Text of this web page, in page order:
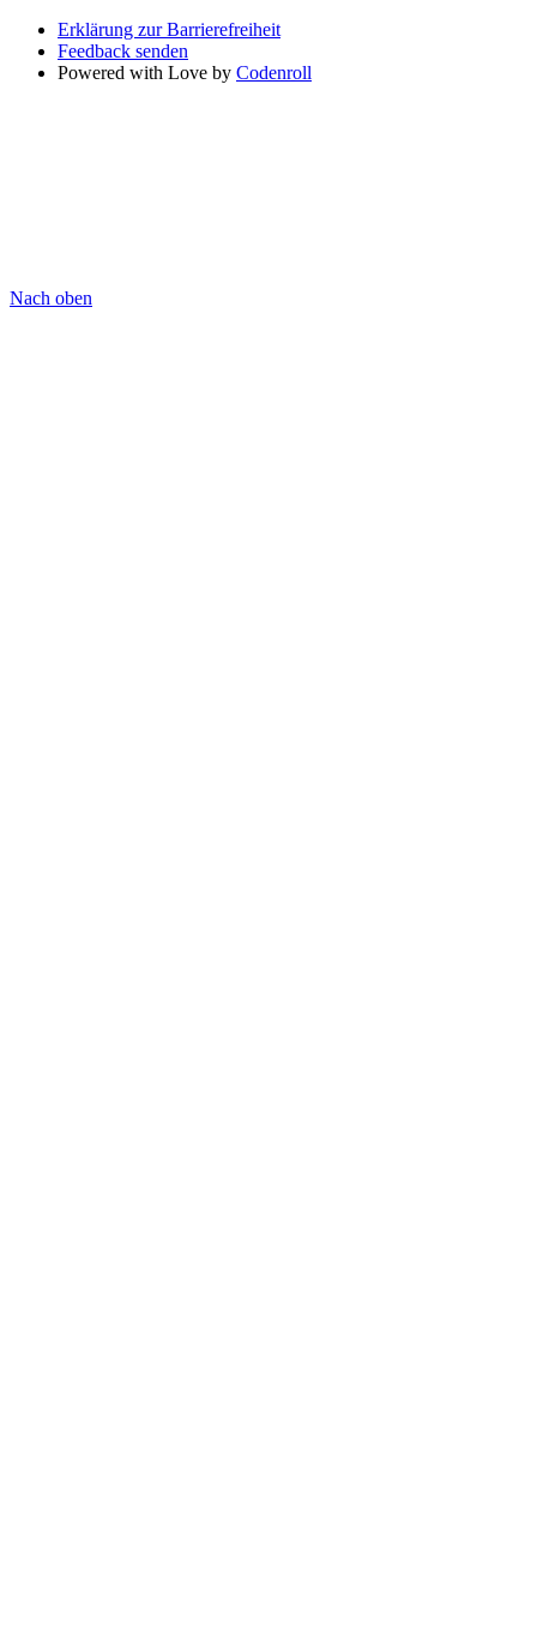
Erklärung zur Barrierefreiheit
Feedback senden
Powered with Love by Codenroll
Nach oben